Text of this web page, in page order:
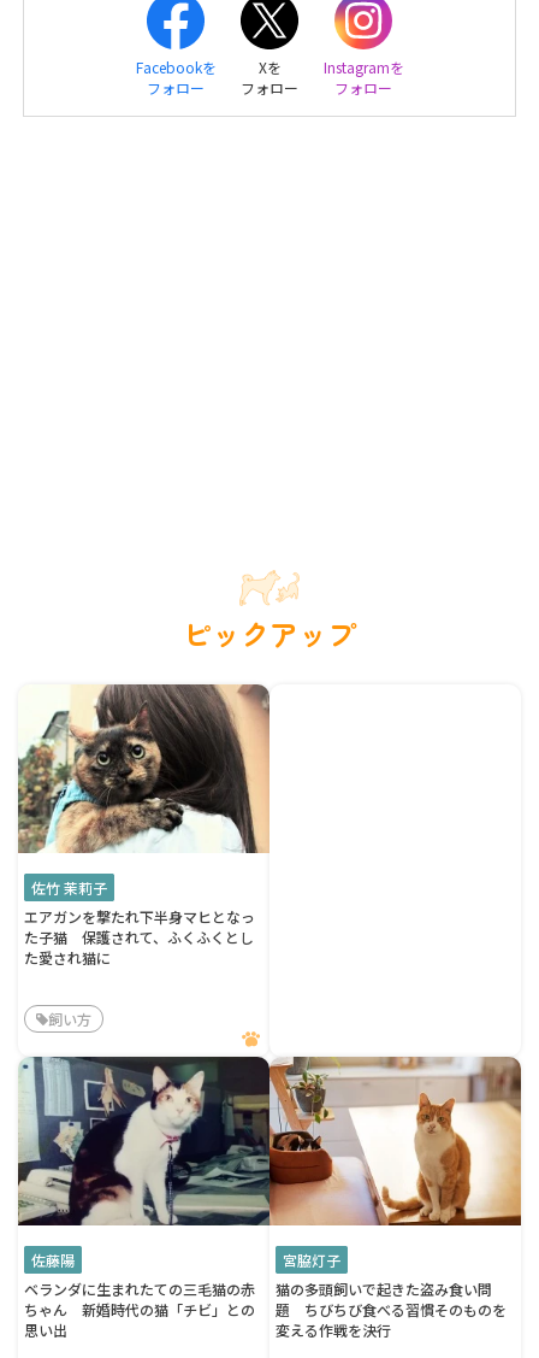
Facebookを
フォロー
Xを
フォロー
Instagramを
フォロー
ピックアップ
佐竹 茉莉子
エアガンを撃たれ下半身マヒとなっ
た子猫 保護されて、ふくふくとし
た愛され猫に
飼い方
佐藤陽
ベランダに生まれたての三毛猫の赤
ちゃん 新婚時代の猫「チビ」との
思い出
宮脇灯子
猫の多頭飼いで起きた盗み食い問
題 ちびちび食べる習慣そのものを
変える作戦を決行